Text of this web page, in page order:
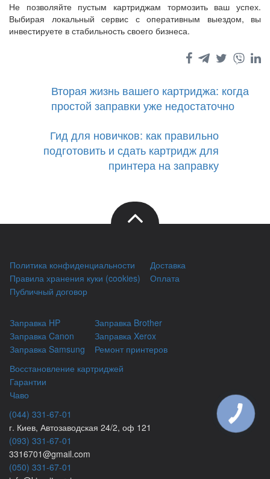
Не позволяйте пустым картриджам тормозить ваш успех.
Выбирая локальный сервис с оперативным выездом, вы
инвестируете в стабильность своего бизнеса.
Вторая жизнь вашего картриджа: когда
простой заправки уже недостаточно
Гид для новичков: как правильно
подготовить и сдать картридж для
принтера на заправку
Политика конфиденциальности
Правила хранения куки (cookies)
Публичный договор
Доставка
Оплата
Заправка HP
Заправка Canon
Заправка Samsung
Заправка Brother
Заправка Xerox
Ремонт принтеров
Восстановление картриджей
Гарантии
Чаво
(044) 331-67-01
г. Киев, Автозаводская 24/2, оф 121
(093) 331-67-01
3316701@gmail.com
(050) 331-67-01